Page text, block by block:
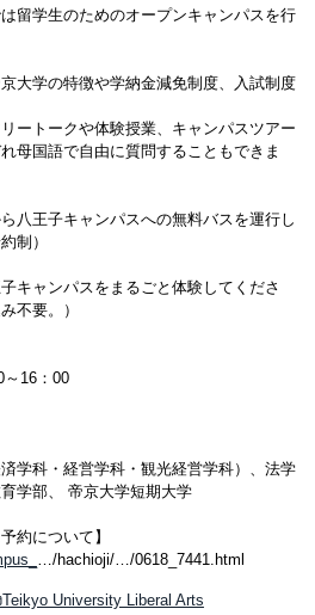
留学生のためのオープンキャンパスを行
大学の特徴や学納金減免制度、入試制度
ートークや体験授業、キャンパスツアー
母国語で自由に質問することもできま
八王子キャンパスへの無料バスを運行し
制）
キャンパスをまるごと体験してくださ
不要。）
～16：00
学科・経営学科・観光経営学科）、法学
学部、 帝京大学短期大学
約について】
…/hachioji/…/0618_7441.html
University Liberal Arts